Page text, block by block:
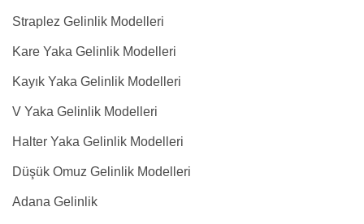
Straplez Gelinlik Modelleri
Kare Yaka Gelinlik Modelleri
Kayık Yaka Gelinlik Modelleri
V Yaka Gelinlik Modelleri
Halter Yaka Gelinlik Modelleri
Düşük Omuz Gelinlik Modelleri
Adana Gelinlik